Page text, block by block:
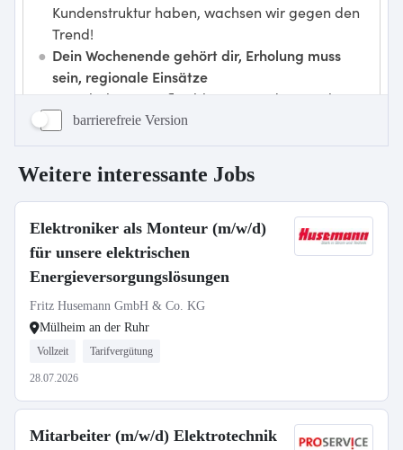
barrierefreie Version
Weitere interessante Jobs
Elektroniker als Monteur (m/w/d)
für unsere elektrischen
Energieversorgungslösungen
Fritz Husemann GmbH & Co. KG
Mülheim an der Ruhr
Vollzeit Tarifvergütung
28.07.2026
Mitarbeiter (m/w/d) Elektrotechnik